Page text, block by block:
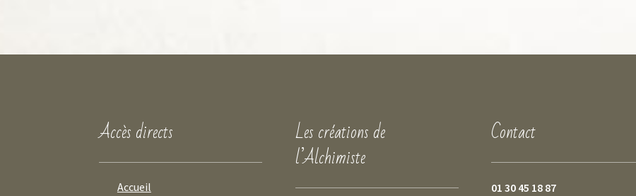
Accès directs
Accueil
Les créations de
l’Alchimiste
Contact
01 30 45 18 87